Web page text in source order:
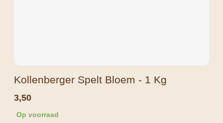
Kollenberger Spelt Bloem - 1 Kg
3,50
Op voorraad